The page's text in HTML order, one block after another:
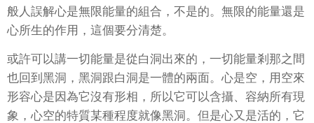
般人誤解心是無限能量的組合，不是的。無限的能量還是
心所生的作用，這個要分清楚。
或許可以講一切能量是從白洞出來的，一切能量剎那之間
也回到黑洞，黑洞跟白洞是一體的兩面。心是空，用空來
形容心是因為它沒有形相，所以它可以含攝、容納所有現
象，心空的特質某種程度就像黑洞。但是心又是活的，它